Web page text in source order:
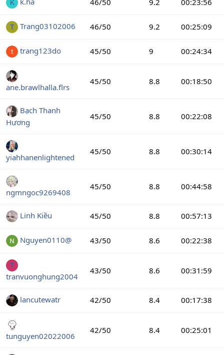
K 46/50 9.2 00:23:56
T Trang03102006 46/50 9.2 00:25:09
trang123do 45/50 9 00:24:34
ane.brawlhalla.flrs
45/50 8.8 00:18:50
Bạch Thanh
Hương
45/50 8.8 00:22:08
yiahhanenlightened
45/50 8.8 00:30:14
ngmngoc9269408
45/50 8.8 00:44:58
Linh Kiều 45/50 8.8 00:57:13
Nguyen0110@ 43/50 8.6 00:22:38
T
tranvuonghung2004
43/50 8.6 00:31:59
lancutewatr 42/50 8.4 00:17:38
tunguyen02022006
42/50 8.4 00:25:01